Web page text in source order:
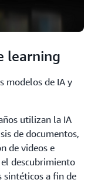
learning
modelos de IA y
utilizan la IA
de documentos,
de videos e
descubrimiento
sintéticos a fin de